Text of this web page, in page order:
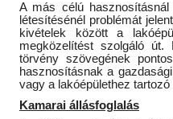
A más célú
létesítésénél problémát
kivételek között a
megközelítést szolgáló
törvény szövegének
hasznosításnak a
vagy a lakóépülethez tartozó
Kamarai állásfoglalás